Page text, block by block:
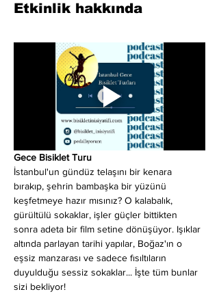
Etkinlik hakkında
Gece Bisiklet Turu
İstanbul'un gündüz telaşını bir kenara
bırakıp, şehrin bambaşka bir yüzünü
keşfetmeye hazır mısınız? O kalabalık,
gürültülü sokaklar, işler güçler bittikten
sonra adeta bir film setine dönüşüyor. Işıklar
altında parlayan tarihi yapılar, Boğaz'ın o
eşsiz manzarası ve sadece fısıltıların
duyulduğu sessiz sokaklar... İşte tüm bunlar
sizi bekliyor!